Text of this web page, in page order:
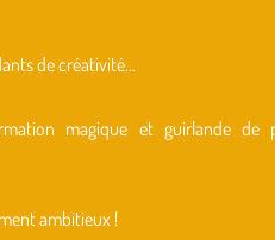
de créativité…
magique et guirlande de
ambitieux !